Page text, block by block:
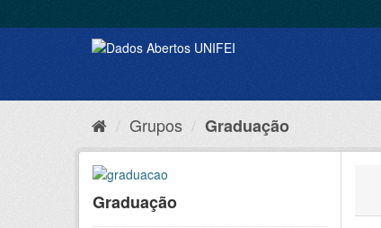
Grupos Graduação
Graduação